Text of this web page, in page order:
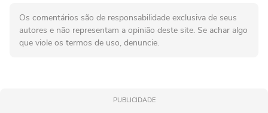
Os comentários são de responsabilidade exclusiva de seus
autores e não representam a opinião deste site. Se achar algo
que viole os termos de uso, denuncie.
PUBLICIDADE